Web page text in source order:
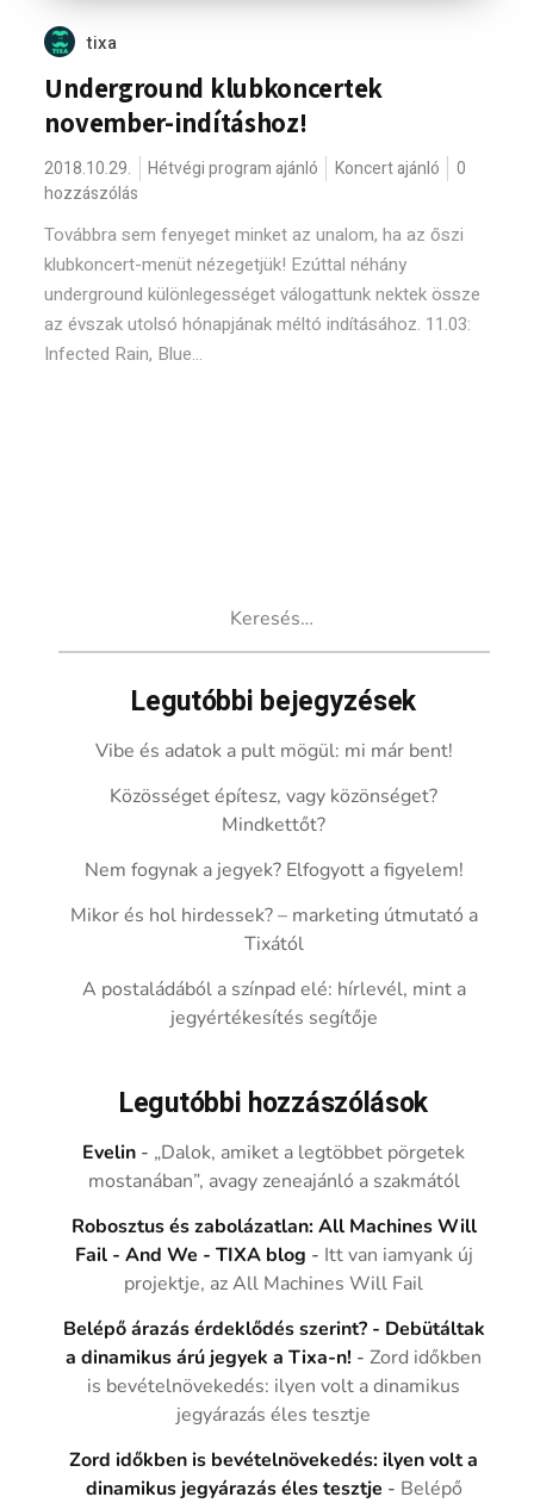
tixa
Underground klubkoncertek
november-indításhoz!
2018.10.29. Hétvégi program ajánló Koncert ajánló
0
hozzászólás
Továbbra sem fenyeget minket az unalom, ha az őszi
klubkoncert-menüt nézegetjük! Ezúttal néhány
underground különlegességet válogattunk nektek össze
az évszak utolsó hónapjának méltó indításához. 11.03:
Infected Rain, Blue...
Legutóbbi bejegyzések
Vibe és adatok a pult mögül: mi már bent!
Közösséget építesz, vagy közönséget?
Mindkettőt?
Nem fogynak a jegyek? Elfogyott a figyelem!
Mikor és hol hirdessek? – marketing útmutató a
Tixától
A postaládából a színpad elé: hírlevél, mint a
jegyértékesítés segítője
Legutóbbi hozzászólások
Evelin - „Dalok, amiket a legtöbbet pörgetek
mostanában”, avagy zeneajánló a szakmától
Robosztus és zabolázatlan: All Machines Will
Fail - And We - TIXA blog - Itt van iamyank új
projektje, az All Machines Will Fail
Belépő árazás érdeklődés szerint? - Debütáltak
a dinamikus árú jegyek a Tixa-n! -Zord időkben
is bevételnövekedés: ilyen volt a dinamikus
jegyárazás éles tesztje
Zord időkben is bevételnövekedés: ilyen volt a
dinamikus jegyárazás éles tesztje - Belépő